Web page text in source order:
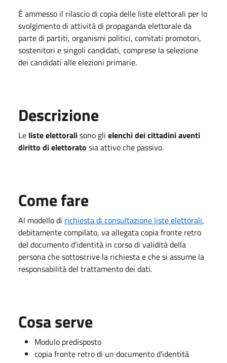
È ammesso il rilascio di copia delle liste elettorali per lo
svolgimento di attività di propaganda elettorale da
parte di partiti, organismi politici, comitati promotori,
sostenitori e singoli candidati, comprese la selezione
dei candidati alle elezioni primarie.
Descrizione
Le liste elettoralisono gli elenchi dei cittadini aventi
diritto di elettorato sia attivo che passivo.
Come fare
Al modello di richiesta di consultazione liste elettorali,
debitamente compilato, va allegata copia fronte retro
del documento d’identità in corso di validità della
persona che sottoscrive la richiesta e che si assume la
responsabilità del trattamento dei dati.
Cosa serve
Modulo predisposto
copia fronte retro di un documento d'identità